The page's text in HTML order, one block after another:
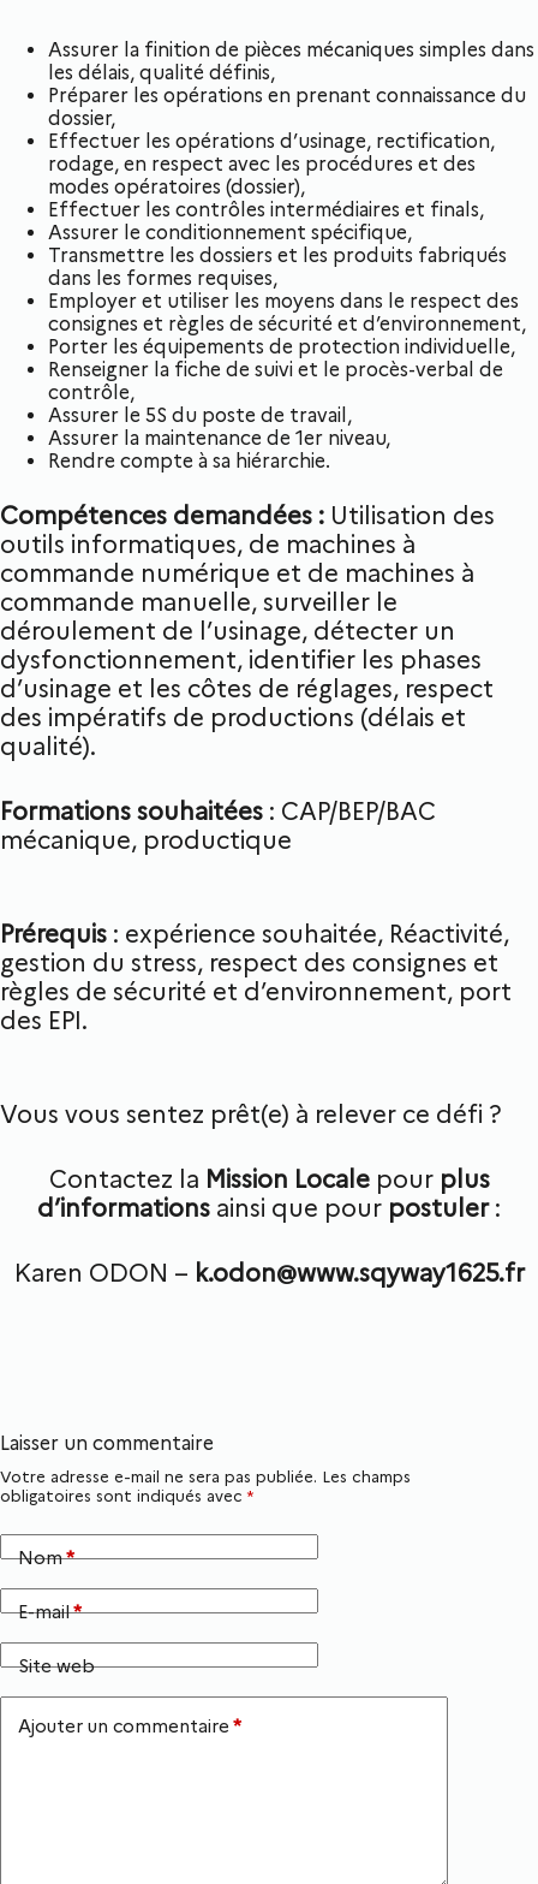
Assurer la finition de pièces mécaniques simples dans
les délais, qualité définis,
Préparer les opérations en prenant connaissance du
dossier,
Effectuer les opérations d’usinage, rectification,
rodage, en respect avec les procédures et des
modes opératoires (dossier),
Effectuer les contrôles intermédiaires et finals,
Assurer le conditionnement spécifique,
Transmettre les dossiers et les produits fabriqués
dans les formes requises,
Employer et utiliser les moyens dans le respect des
consignes et règles de sécurité et d’environnement,
Porter les équipements de protection individuelle,
Renseigner la fiche de suivi et le procès-verbal de
contrôle,
Assurer le 5S du poste de travail,
Assurer la maintenance de 1er niveau,
Rendre compte à sa hiérarchie.
Compétences demandées : Utilisation des
outils informatiques, de machines à
commande numérique et de machines à
commande manuelle, surveiller le
déroulement de l’usinage, détecter un
dysfonctionnement, identifier les phases
d’usinage et les côtes de réglages, respect
des impératifs de productions (délais et
qualité).
Formations souhaitées : CAP/BEP/BAC
mécanique, productique
Prérequis : expérience souhaitée, Réactivité,
gestion du stress, respect des consignes et
règles de sécurité et d’environnement, port
des EPI.
Vous vous sentez prêt(e) à relever ce défi ?
Contactez la Mission Localepour plus
d’informations ainsi que pour postuler:
Karen ODON – k.odon@www.sqyway1625.fr
Laisser un commentaire
Votre adresse e-mail ne sera pas publiée. Les champs
obligatoires sont indiqués avec *
Nom*
E-mail*
Site web
Ajouter un commentaire *